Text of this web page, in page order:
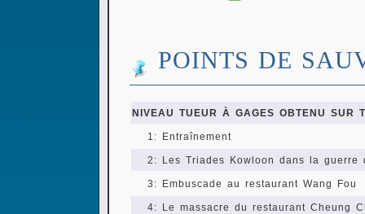
POINTS DE
NIVEAU TUEUR À GAGES OBTENU SUR
1: Entraînement
2: Les Triades Kowloon dans la guerre
3: Embuscade au restaurant Wang Fou
4: Le massacre du restaurant Cheung